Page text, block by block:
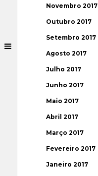
Novembro 2017
Outubro 2017
Setembro 2017
Agosto 2017
Julho 2017
Junho 2017
Maio 2017
Abril 2017
Março 2017
Fevereiro 2017
Janeiro 2017